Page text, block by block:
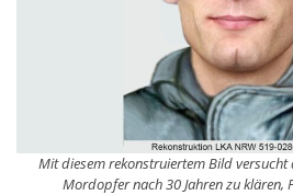
Mit diesem rekonstruiertem Bild
Mordopfer nach 30 Jahren zu klären,